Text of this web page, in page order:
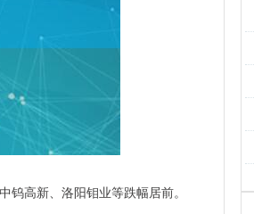
高新、洛阳钼业等跌幅居前。